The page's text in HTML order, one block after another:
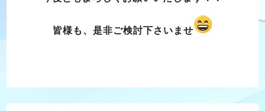
皆様も、是非ご検討下さいませ